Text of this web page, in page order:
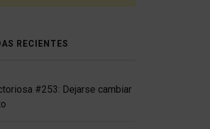
RECIENTES
#253: Dejarse cambiar